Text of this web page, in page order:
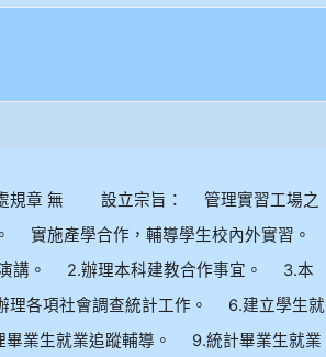
設立宗旨： 管理實習工場之
實施產學合作，輔導學生校內外實習。
講。 2.辦理本科建教合作事宜。 3.本
各項社會調查統計工作。 6.建立學生就
業生就業追蹤輔導。 9.統計畢業生就業